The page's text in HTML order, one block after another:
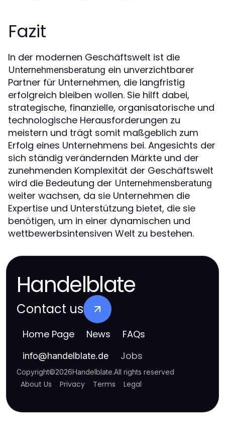
Fazit
In der modernen Geschäftswelt ist die
Unternehmensberatung ein unverzichtbarer
Partner für Unternehmen, die langfristig
erfolgreich bleiben wollen. Sie hilft dabei,
strategische, finanzielle, organisatorische und
technologische Herausforderungen zu
meistern und trägt somit maßgeblich zum
Erfolg eines Unternehmens bei. Angesichts der
sich ständig verändernden Märkte und der
zunehmenden Komplexität der Geschäftswelt
wird die Bedeutung der Unternehmensberatung
weiter wachsen, da sie Unternehmen die
Expertise und Unterstützung bietet, die sie
benötigen, um in einer dynamischen und
wettbewerbsintensiven Welt zu bestehen.
Handelblate
Contact us
Home Page News FAQs
info@handelblate.de Jobs
Copyright©2026Handelblate.All rights reserved
About Us Privacy Terms Legal